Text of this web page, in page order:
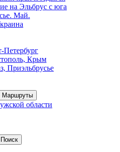
на Эльбрус с юга
Май.
Петербург
Крым
Приэльбрусье
Маршруты
области
Поиск